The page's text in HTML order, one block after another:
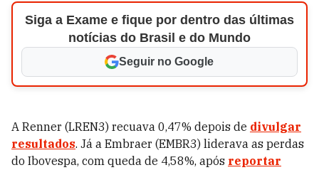
Siga a Exame e fique por dentro das últimas
notícias do Brasil e do Mundo
Seguir no Google
A Renner (LREN3) recuava 0,47% depois de divulgar
resultados. Já a Embraer (EMBR3) liderava as perdas
do Ibovespa, com queda de 4,58%, após reportar